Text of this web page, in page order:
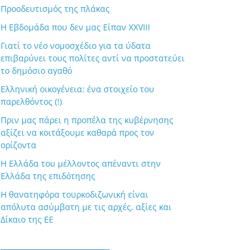
Προοδευτισμός της πλάκας
Η Εβδομάδα που δεν μας Είπαν XXVIII
Γιατί το νέο νομοσχέδιο για τα ύδατα
επιβαρύνει τους πολίτες αντί να προστατεύει
το δημόσιο αγαθό
Ελληνική οικογένεια: ένα στοιχείο του
παρελθόντος (!)
Πριν μας πάρει η προπέλα της κυβέρνησης
αξίζει να κοιτάξουμε καθαρά προς τον
ορίζοντα
Η Ελλάδα του μέλλοντος απέναντι στην
Ελλάδα της επιδότησης
Η θανατηφόρα τουρκοδιζωνική είναι
απόλυτα ασύμβατη με τις αρχές, αξίες και
Δίκαιο της ΕΕ